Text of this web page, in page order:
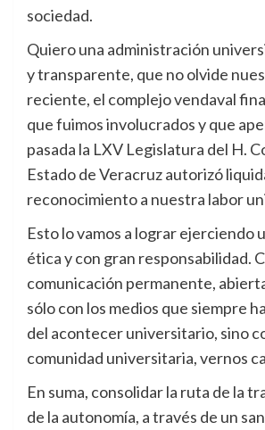
sociedad.
Quiero una administración
y transparente, que no olvide
reciente, el complejo vendaval
que fuimos involucrados y que
pasada la LXV Legislatura del H.
Estado de Veracruz autorizó
reconocimiento a nuestra labor
Esto lo vamos a lograr ejerciendo
ética y con gran responsabilidad.
comunicación permanente,
sólo con los medios que siempre
del acontecer universitario, sino
comunidad universitaria, vernos
En suma, consolidar la ruta de la
de la autonomía, a través de un